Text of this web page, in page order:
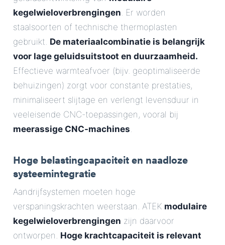
kegelwieloverbrengingen. Er worden
staalsoorten of technische thermoplasten
gebruikt. De materiaalcombinatie is belangrijk
voor lage geluidsuitstoot en duurzaamheid.
Effectieve warmteafvoer (bijv. geoptimaliseerde
behuizingen) zorgt voor constante prestaties,
minimaliseert slijtage en verlengt levensduur in
veeleisende CNC-toepassingen, vooral bij
meerassige CNC-machines.
Hoge belastingcapaciteit en naadloze
systeemintegratie
Aandrijfsystemen moeten hoge
verspaningskrachten weerstaan. ATEK modulaire
kegelwieloverbrengingen zijn daarvoor
ontworpen. Hoge krachtcapaciteit is relevant